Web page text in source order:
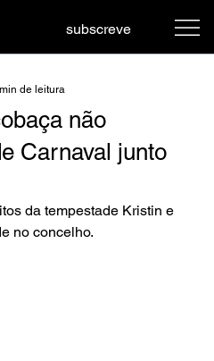
subscreve
não
Carnaval junto
de leitura
da tempestade Kristin e
no concelho.